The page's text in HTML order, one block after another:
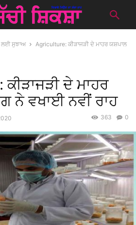
ਲਈ ਸੁਝਾਅ
Agriculture: ਕੀੜਾਜੜੀ ਦੇ ਮਾਹਰ ਯਸ਼ਪਾਲ
ਦੇ ਮਾਹਰ
ਨੇ ਵਖਾਈ ਨਵੀਂ ਰਾਹ
0
363